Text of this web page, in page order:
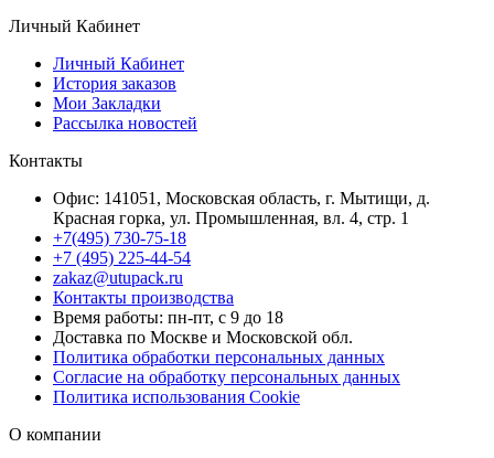
Личный Кабинет
Личный Кабинет
История заказов
Мои Закладки
Рассылка новостей
Контакты
Офис: 141051, Московская область, г. Мытищи, д.
Красная горка, ул. Промышленная, вл. 4, стр. 1
+7(495) 730-75-18
+7 (495) 225-44-54
zakaz@utupack.ru
Контакты производства
Время работы: пн-пт, с 9 до 18
Доставка по Москве и Московской обл.
Политика обработки персональных данных
Согласие на обработку персональных данных
Политика использования Cookie
О компании